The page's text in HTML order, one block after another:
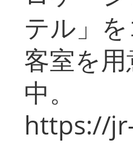
テル」
客室を
中。
https://